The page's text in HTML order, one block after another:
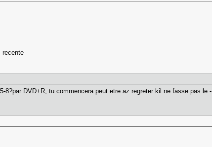
recente
DVD+R, tu commencera peut etre az regreter kil ne fasse pas le